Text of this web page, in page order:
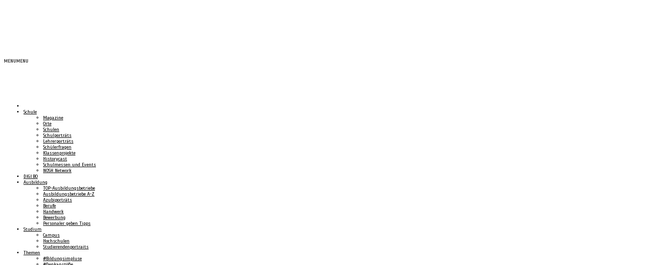
MENUMENU
Schule
Magazine
Orte
Schulen
Schulporträts
Lehrerporträts
Schülerfragen
Klassenprojekte
Historycast
Schulmessen und Events
NOSH Network
DIGI:BO
Ausbildung
TOP-Ausbildungsbetriebe
Ausbildungsbetriebe A-Z
Azubiporträts
Berufe
Handwerk
Bewerbung
Personaler geben Tipps
Studium
Campus
Hochschulen
Studierendenportraits
Themen
#Bildungsimpluse